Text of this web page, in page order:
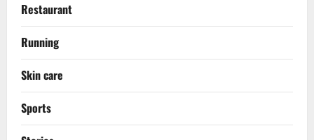
Restaurant
Running
Skin care
Sports